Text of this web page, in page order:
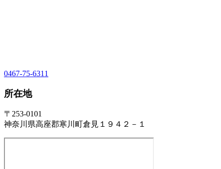
0467-75-6311
所在地
〒253-0101
神奈川県高座郡寒川町倉見１９４２－１